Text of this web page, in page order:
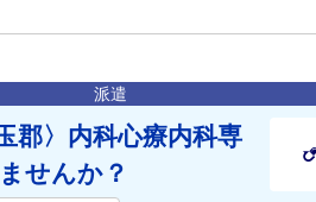
派遣
郡〉内科心療内科専
せんか？